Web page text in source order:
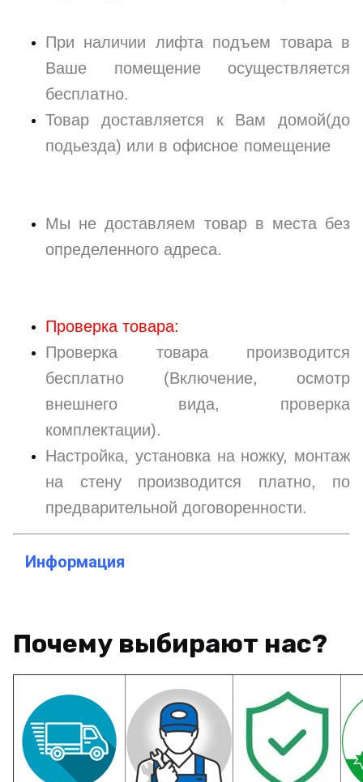
При наличии лифта подъем товара в
Ваше помещение осуществляется
бесплатно.
Товар доставляется к Вам домой(до
подьезда) или в офисное помещение
Мы не доставляем товар в места без
определенного адреса.
Проверка товара:
Проверка товара производится
бесплатно (Включение, осмотр
внешнего вида, проверка
комплектации).
Настройка, установка на ножку, монтаж
на стену производится платно, по
предварительной договоренности.
Информация
Почему выбирают нас?